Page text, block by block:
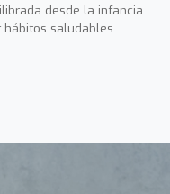
desde la infancia
hábitos saludables